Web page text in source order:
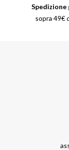
sopra 49€